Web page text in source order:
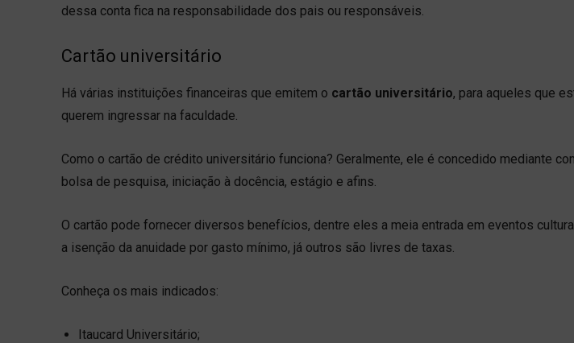
dessa conta fica na responsabilidade dos pais ou responsáveis.
Cartão universitário
Há várias instituições financeiras que emitem o cartão universitário, para aqueles que
querem ingressar na faculdade.
Como o cartão de crédito universitário funciona? Geralmente, ele é concedido mediante
bolsa de pesquisa, iniciação à docência, estágio e afins.
O cartão pode fornecer diversos benefícios, dentre eles a meia entrada em eventos
a isenção da anuidade por gasto mínimo, já outros são livres de taxas.
Conheça os mais indicados:
Itaucard Universitário;